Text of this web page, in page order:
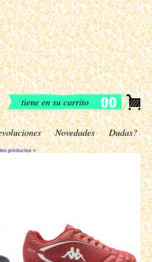
tiene en su carrito
Novedades Dudas?
productos »